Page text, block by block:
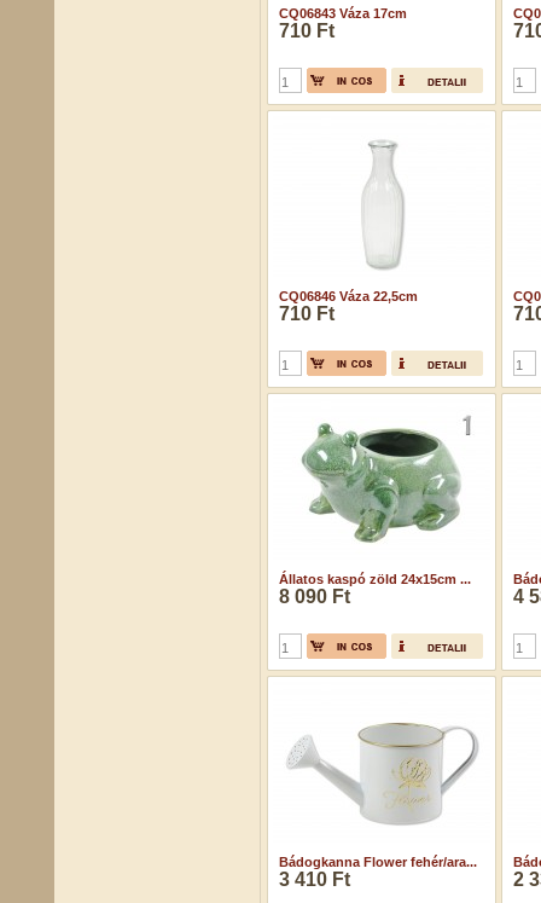
CQ06843 Váza 17cm
710 Ft
CQ06846 Váza 22,5cm
710 Ft
Állatos kaspó zöld 24x15cm ...
8 090 Ft 4
Bádogkanna Flower fehér/ara...
3 410 Ft 2